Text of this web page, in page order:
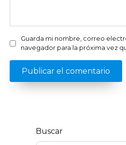
Guarda mi nombre, correo
navegador para la próxima vez
Buscar